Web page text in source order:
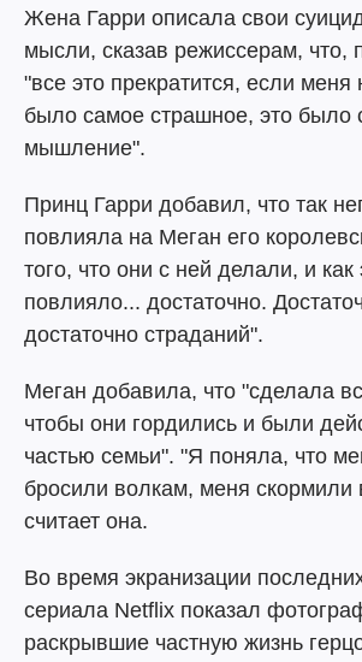
Жена Гарри описала свои
мысли, сказав режиссерам, что,
"все это прекратится, если меня
было самое страшное, это было
мышление".
Принц Гарри добавил, что так
повлияла на Меган его
того, что они с ней делали, и как
повлияло... достаточно.
достаточно страданий".
Меган добавила, что "сделала
чтобы они гордились и были
частью семьи". "Я поняла, что
бросили волкам, меня
считает она.
Во время экранизации
сериала Netflix показал
раскрывшие частную жизнь